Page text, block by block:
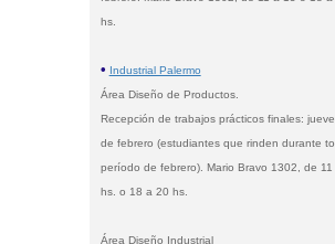
hs.
• Industrial Palermo
Área Diseño de Productos.
Recepción de trabajos prácticos finales:
de febrero (estudiantes que rinden durante
período de febrero). Mario Bravo 1302, de 11
hs. o 18 a 20 hs.
Área Diseño Industrial